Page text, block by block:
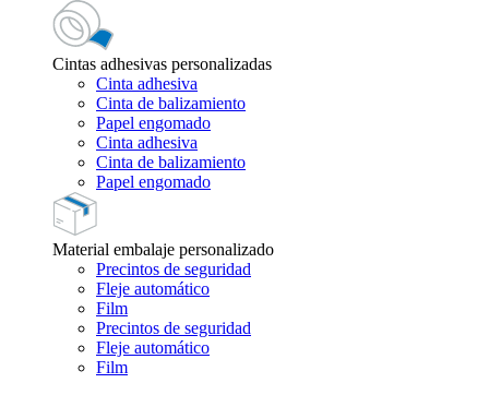
Cintas adhesivas personalizadas
Cinta adhesiva
Cinta de balizamiento
Papel engomado
Cinta adhesiva
Cinta de balizamiento
Papel engomado
Material embalaje personalizado
Precintos de seguridad
Fleje automático
Film
Precintos de seguridad
Fleje automático
Film